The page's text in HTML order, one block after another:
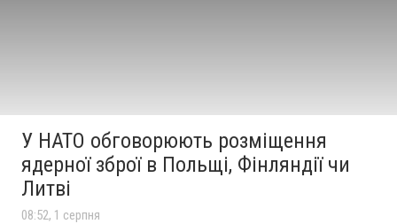
У НАТО обговорюють розміщення
ядерної зброї в Польщі, Фінляндії чи
Литві
08:52, 1 серпня